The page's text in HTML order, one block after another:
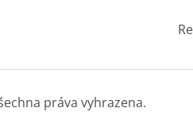
práva vyhrazena.